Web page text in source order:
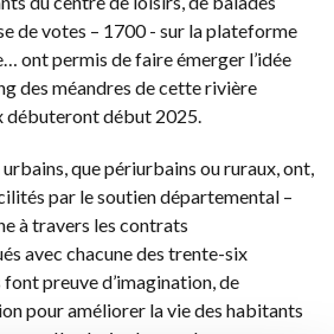
de votes – 1700 - sur la plateforme
ont permis de faire émerger l’idée
des méandres de cette rivière
débuteront début 2025.
que périurbains ou ruraux, ont,
par le soutien départemental –
à travers les contrats
avec chacune des trente-six
preuve d’imagination, de
pour améliorer la vie des habitants